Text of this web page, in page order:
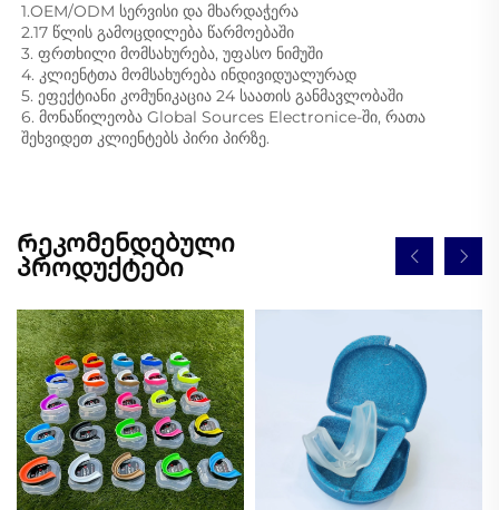
1.OEM/ODM სერვისი და მხარდაჭერა
2.17 წლის გამოცდილება წარმოებაში
3. ფრთხილი მომსახურება, უფასო ნიმუში
4. კლიენტთა მომსახურება ინდივიდუალურად
5. ეფექტიანი კომუნიკაცია 24 საათის განმავლობაში
6. მონაწილეობა Global Sources Electronice-ში, რათა
შეხვიდეთ კლიენტებს პირი პირზე.
Რეკომენდებული
პროდუქტები